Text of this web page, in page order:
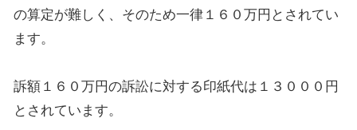
の算定が難しく、そのため一律１６０万円とされてい
ます。
訴額１６０万円の訴訟に対する印紙代は１３０００円
とされています。